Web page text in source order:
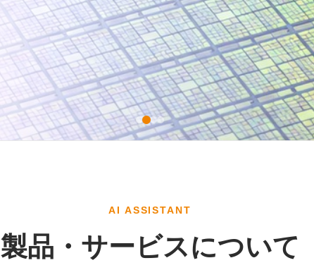
AI ASSISTANT
製品・サービスについて